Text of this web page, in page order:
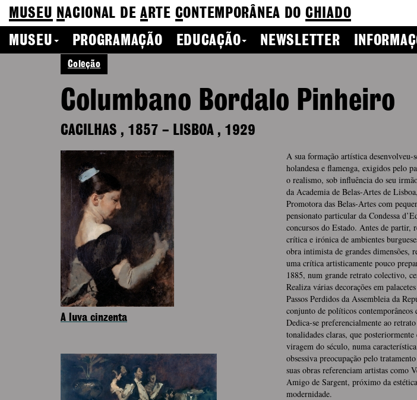
MUSEU NACIONAL DEA RTE CONTEMPORÂNEA DO CHIADO
MUSEU
PROGRAMAÇÃO EDUCAÇÃO NEWSLETTER
Coleção
Columbano Bordalo Pinheiro
CACILHAS , 1857 – LISBOA , 1929
A sua formação artística
holandesa e flamenga, exigidos pelo
o realismo, sob influência do seu
da Academia de Belas-Artes de
Promotora das Belas-Artes com
pensionato particular da Condessa
concursos do Estado. Antes de partir,
crítica e irónica de ambientes
obra intimista de grandes dimensões,
uma crítica artisticamente pouco
1885, num grande retrato colectivo,
Realiza várias decorações em
Passos Perdidos da Assembleia da
conjunto de políticos contemporâneos
Dedica-se preferencialmente ao
tonalidades claras, que
viragem do século, numa
obsessiva preocupação pelo
suas obras referenciam artistas como
Amigo de Sargent, próximo da
modernidade.
A luva cinzenta